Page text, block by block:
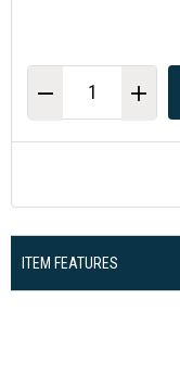
ITEM FEATURES